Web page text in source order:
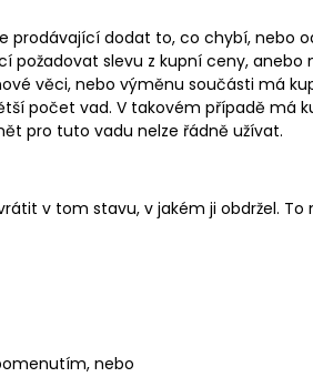
prodávající dodat to, co chybí, nebo
slevu z kupní ceny, anebo
věci, nebo výměnu součásti má
počet vad. V takovém případě má
pro tuto vadu nelze řádně užívat.
v tom stavu, v jakém ji obdržel. To
nebo